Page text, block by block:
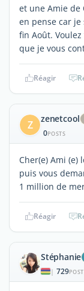
et une Amie de
en pense car
fin Août.
que je vous
Réagir
Z zenetcool
0POSTS
Cher(e) Ami (e)
puis vous
1 million de
Réagir
Stéphanie
| 729